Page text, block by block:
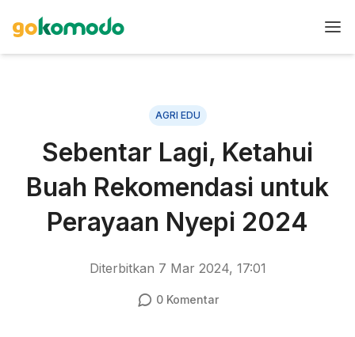
AGRI EDU
Sebentar Lagi, Ketahui
Buah Rekomendasi untuk
Perayaan Nyepi 2024
Diterbitkan 7 Mar 2024, 17:01
0Komentar